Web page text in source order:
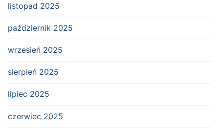
listopad 2025
październik 2025
wrzesień 2025
sierpień 2025
lipiec 2025
czerwiec 2025